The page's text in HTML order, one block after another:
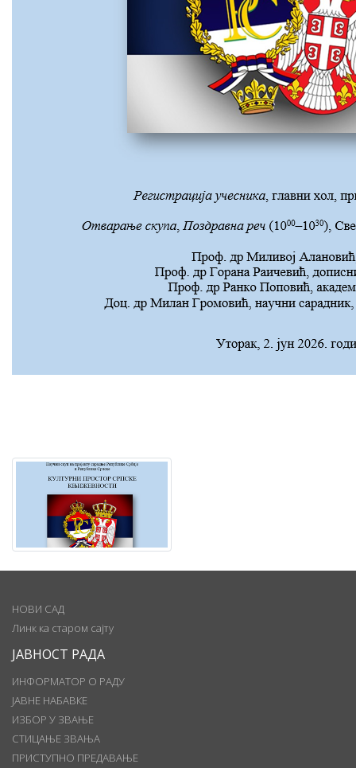
НОВИ САД
Линк ка старом сајту
ЈАВНОСТ РАДА
ИНФОРМАТОР О РАДУ
ЈАВНЕ НАБАВКЕ
ИЗБОР У ЗВАЊЕ
СТИЦАЊЕ ЗВАЊА
ПРИСТУПНО ПРЕДАВАЊЕ